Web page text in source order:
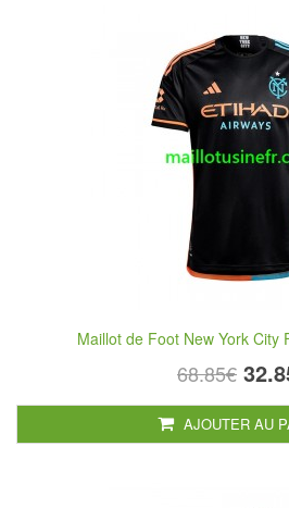
Maillot de Foot New York City
68.85€
AJOUTER AU